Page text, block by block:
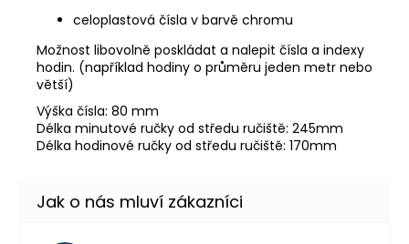
celoplastová čísla v barvě chromu
Možnost libovolně poskládat a nalepit čísla a indexy
hodin. (například hodiny o průměru jeden metr nebo
větší)
Výška čísla: 80 mm
Délka minutové ručky od středu ručiště: 245mm
Délka hodinové ručky od středu ručiště: 170mm